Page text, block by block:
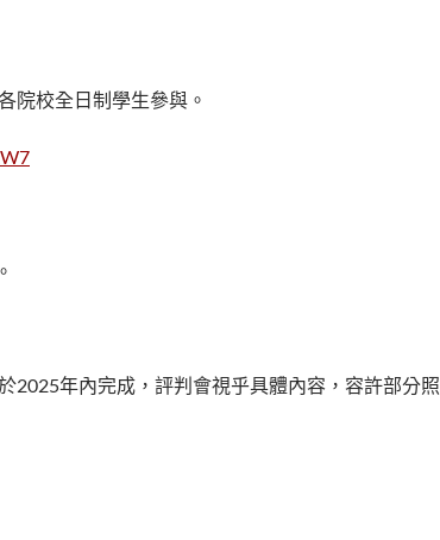
院校全日制學生參與。
2025年內完成，評判會視乎具體內容，容許部分照